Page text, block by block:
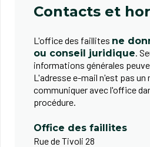
Contacts et
L'office des faillites ne
ou conseil juridique.
informations générales
L'adresse e-mail n'est pas un
communiquer avec l'office
procédure.
Office des faillites
Rue de Tivoli 28